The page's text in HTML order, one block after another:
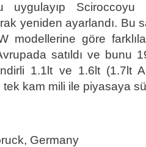
uygulayıp
yeniden ayarlandı. Bu
modellerine göre
satıldı ve bunu
1.1lt ve 1.6lt (1.7lt
tek kam mili ile piyasaya
Germany